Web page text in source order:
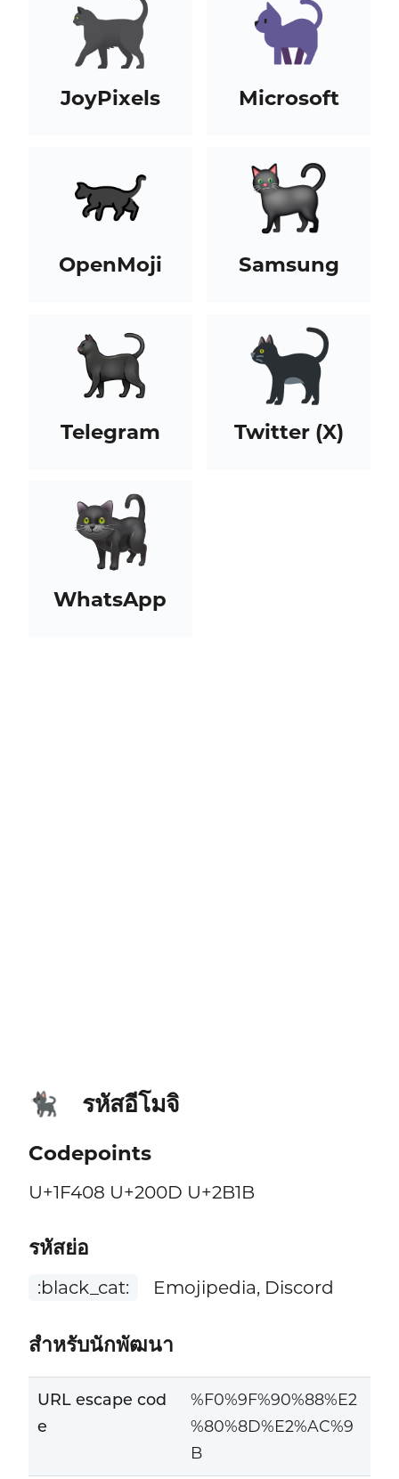
JoyPixels Microsoft
OpenMoji Samsung
Telegram Twitter (X)
WhatsApp
🐈‍⬛ รหัสอีโมจิ
Codepoints
U+1F408 U+200D U+2B1B
รหัสย่อ
:black_cat: Emojipedia, Discord
สำหรับนักพัฒนา
URL escape cod
e
%F0%9F%90%88%E2
%80%8D%E2%AC%9
B